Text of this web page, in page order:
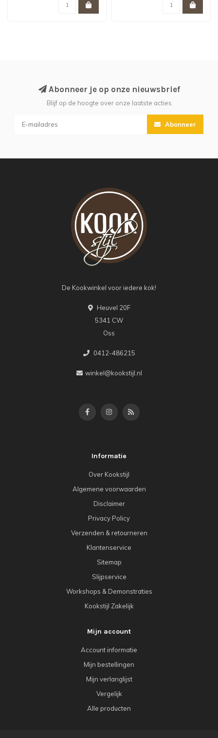
Abonneer je op onze nieuwsbrief
Blijf op de hoogte over onze laatste acties
Abonneer
De Kookwinkel voor iedere kok!
Heuvel 20F
5341 CW
Oss
0412-486215
winkel@kookstijl.nl
Informatie
Over Kookstijl
Algemene voorwaarden
Disclaimer
Privacy Policy
Verzenden & retourneren
Klantenservice
Sitemap
Slijpservice
Workshops & Demonstraties
Kookstijl Zakelijk
Mijn account
Account informatie
Mijn bestellingen
Mijn verlanglijst
Vergelijk
Alle producten